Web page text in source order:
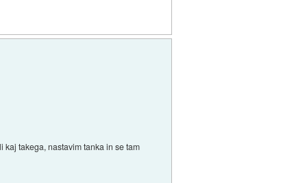
takega, nastavim tanka in se tam